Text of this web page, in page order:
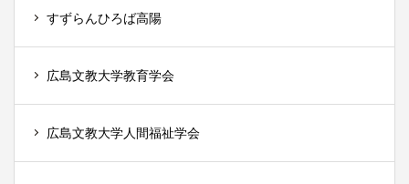
すずらんひろば高陽
広島文教大学教育学会
広島文教大学人間福祉学会